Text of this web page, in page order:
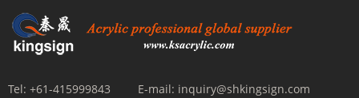
Tel: +61-415999843 E-mail: inquiry@shkingsign.com